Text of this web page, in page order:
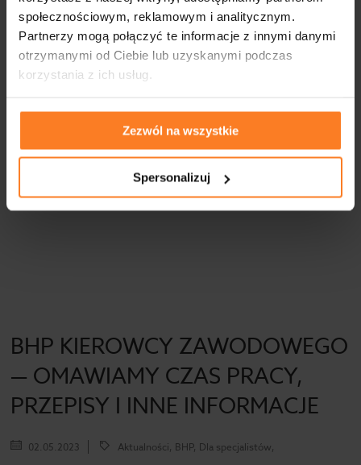
społecznościowym, reklamowym i analitycznym.
Partnerzy mogą połączyć te informacje z innymi danymi
otrzymanymi od Ciebie lub uzyskanymi podczas
korzystania z ich usług.
Zezwól na wszystkie
Spersonalizuj
nie muszą, a wręcz nie…
BHP KIEROWCY ZAWODOWEGO
— OMAWIAMY CZAS PRACY,
PRZEPISY I INNE INFORMACJE
02.05.2023 Aktualności, BHP, Dla specjalistów,